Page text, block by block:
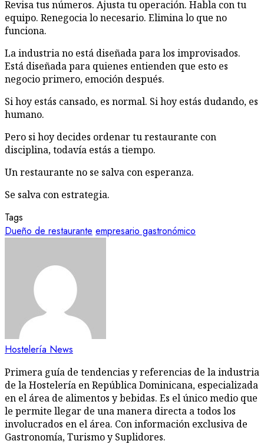
Revisa tus números. Ajusta tu operación. Habla con tu
equipo. Renegocia lo necesario. Elimina lo que no
funciona.
La industria no está diseñada para los improvisados.
Está diseñada para quienes entienden que esto es
negocio primero, emoción después.
Si hoy estás cansado, es normal. Si hoy estás dudando, es
humano.
Pero si hoy decides ordenar tu restaurante con
disciplina, todavía estás a tiempo.
Un restaurante no se salva con esperanza.
Se salva con estrategia.
Tags
Dueño de restaurante empresario gastronómico
Hostelería News
Primera guía de tendencias y referencias de la industria
de la Hostelería en República Dominicana, especializada
en el área de alimentos y bebidas. Es el único medio que
le permite llegar de una manera directa a todos los
involucrados en el área. Con información exclusiva de
Gastronomía, Turismo y Suplidores.